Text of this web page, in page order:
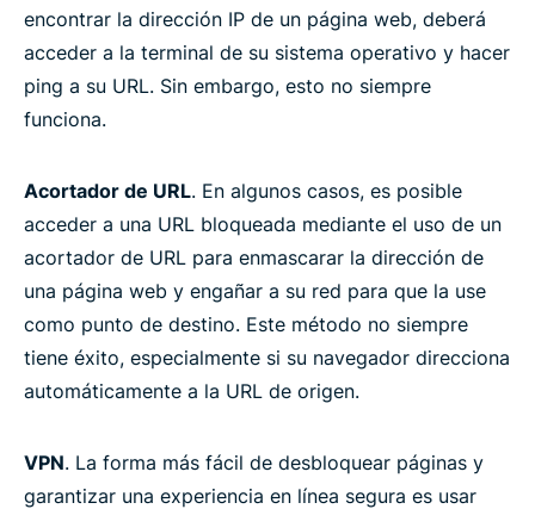
encontrar la dirección IP de un página web, deberá
acceder a la terminal de su sistema operativo y hacer
ping a su URL. Sin embargo, esto no siempre
funciona.
Acortador de URL. En algunos casos, es posible
acceder a una URL bloqueada mediante el uso de un
acortador de URL para enmascarar la dirección de
una página web y engañar a su red para que la use
como punto de destino. Este método no siempre
tiene éxito, especialmente si su navegador direcciona
automáticamente a la URL de origen.
VPN. La forma más fácil de desbloquear páginas y
garantizar una experiencia en línea segura es usar